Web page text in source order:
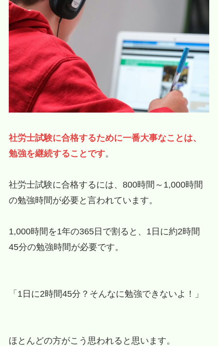
社労士試験に合格するために一番大事なことは、
勉強を継続することです。
社労士試験に合格するには、800時間～1,000時間
の勉強時間が必要と言われています。
1,000時間を1年の365日で割ると、1日に約2時間
45分の勉強時間が必要です。
「1日に2時間45分？そんなに勉強できないよ！」
ほとんどの方がこう思われると思います。